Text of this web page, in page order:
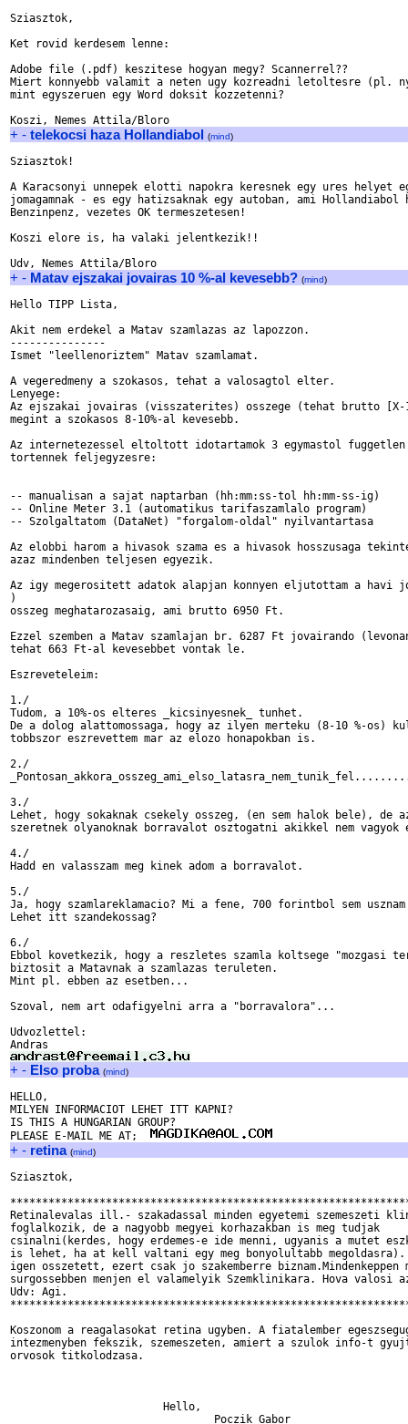
Sziasztok,
Ket rovid kerdesem lenne:
Adobe file (.pdf) keszitese hogyan megy? Scannerrel??
Miert konnyebb valamit a neten ugy kozreadni letoltesre (pl.
mint egyszeruen egy Word doksit kozzetenni?
+ - telekocsi haza Hollandiabol (mind)
Sziasztok!
A Karacsonyi unnepek elotti napokra keresnek egy ures helyet
jomagamnak - es egy hatizsaknak egy autoban, ami Hollandiabol
Benzinpenz, vezetes OK termeszetesen!
Koszi elore is, ha valaki jelentkezik!!
+ - Matav ejszakai jovairas 10 %-al kevesebb? (mind)
Hello TIPP Lista,
Akit nem erdekel a Matav szamlazas az lapozzon.
---------------
Ismet "leellenoriztem" Matav szamlamat.
A vegeredmeny a szokasos, tehat a valosagtol elter.
Lenyege:
Az ejszakai jovairas (visszaterites) osszege (tehat brutto [X-
megint a szokasos 8-10%-al kevesebb.
Az internetezessel eltoltott idotartamok 3 egymastol fuggetlen
tortennek feljegyzesre:
-- manualisan a sajat naptarban (hh:mm:ss-tol hh:mm-ss-ig)
-- Online Meter 3.1 (automatikus tarifaszamlalo program)
-- Szolgaltatom (DataNet) "forgalom-oldal" nyilvantartasa
Az elobbi harom a hivasok szama es a hivasok hosszusaga
azaz mindenben teljesen egyezik.
Az igy megerositett adatok alapjan konnyen eljutottam a havi
)
osszeg meghatarozasaig, ami brutto 6950 Ft.
Ezzel szemben a Matav szamlajan br. 6287 Ft jovairando
tehat 663 Ft-al kevesebbet vontak le.
Eszreveteleim:
1./
Tudom, a 10%-os elteres _kicsinyesnek_ tunhet.
De a dolog alattomossaga, hogy az ilyen merteku (8-10 %-os)
tobbszor eszrevettem mar az elozo honapokban is.
2./
3./
Lehet, hogy sokaknak csekely osszeg, (en sem halok bele), de
szeretnek olyanoknak borravalot osztogatni akikkel nem vagyok
4./
Hadd en valasszam meg kinek adom a borravalot.
5./
Ja, hogy szamlareklamacio? Mi a fene, 700 forintbol sem
Lehet itt szandekossag?
6./
Ebbol kovetkezik, hogy a reszletes szamla koltsege "mozgasi
biztosit a Matavnak a szamlazas teruleten.
Mint pl. ebben az esetben...
Szoval, nem art odafigyelni arra a "borravalora"...
Udvozlettel:
+ - Elso proba (mind)
HELLO,
MILYEN INFORMACIOT LEHET ITT KAPNI?
IS THIS A HUNGARIAN GROUP?
PLEASE E-MAIL ME AT;
+ - retina (mind)
Sziasztok,
Retinalevalas ill.- szakadassal minden egyetemi szemeszeti
foglalkozik, de a nagyobb megyei korhazakban is meg tudjak
csinalni(kerdes, hogy erdemes-e ide menni, ugyanis a mutet
is lehet, ha at kell valtani egy meg bonyolultabb megoldasra).
igen osszetett, ezert csak jo szakemberre biznam.Mindenkeppen
surgossebben menjen el valamelyik Szemklinikara. Hova valosi
Udv: Agi.
Koszonom a reagalasokat retina ugyben. A fiatalember
intezmenyben fekszik, szemeszeten, amiert a szulok info-t
orvosok titkolodzasa.